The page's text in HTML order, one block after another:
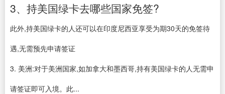
3、持美国绿卡去哪些国家免签?
此外,持美国绿卡的人还可以在印度尼西亚享受为期30天的免签待
遇,无需预先申请签证
3. 美洲:对于美洲国家,如加拿大和墨西哥,持有美国绿卡的人无需申
请签证即可入境。此...